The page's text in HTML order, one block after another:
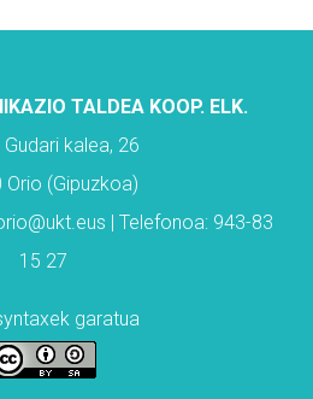
TALDEA KOOP. ELK.
Gudari kalea, 26
Orio (Gipuzkoa)
| Telefonoa: 943-83
15 27
garatua